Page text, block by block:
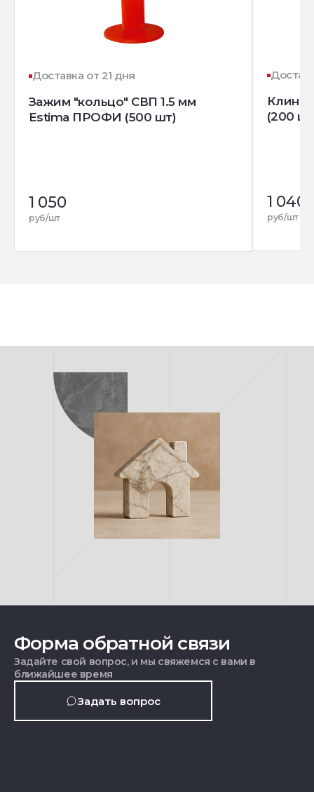
Доставка от 21 дня
Зажим "кольцо" СВП 1.5 мм
Estima ПРОФИ (500 шт)
1 050
руб/шт
Клин
(200
1 040
руб/шт
Форма обратной связи
Задайте свой вопрос, и мы свяжемся с вами в
ближайшее время
Задать вопрос